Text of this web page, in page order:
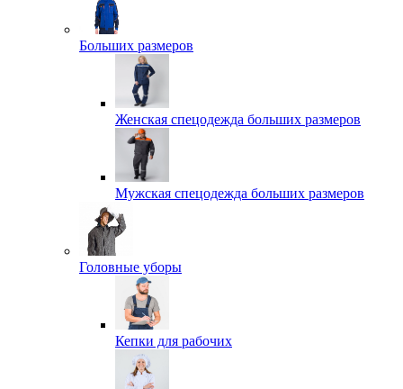
Больших размеров
Женская спецодежда больших размеров
Мужская спецодежда больших размеров
Головные уборы
Кепки для рабочих